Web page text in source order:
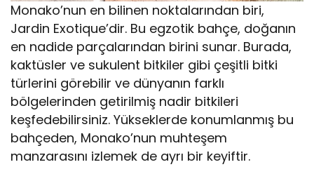
Monako’nun en bilinen noktalarından biri,
Jardin Exotique’dir. Bu egzotik bahçe, doğanın
en nadide parçalarından birini sunar. Burada,
kaktüsler ve sukulent bitkiler gibi çeşitli bitki
türlerini görebilir ve dünyanın farklı
bölgelerinden getirilmiş nadir bitkileri
keşfedebilirsiniz. Yükseklerde konumlanmış bu
bahçeden, Monako’nun muhteşem
manzarasını izlemek de ayrı bir keyiftir.